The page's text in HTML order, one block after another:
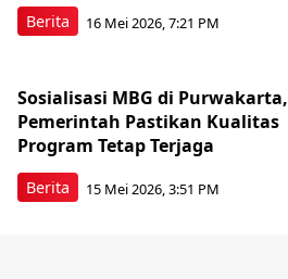
Berita 16 Mei 2026, 7:21 PM
Berita
Sosialisasi MBG di Purwakarta,
Pemerintah Pastikan Kualitas
Program Tetap Terjaga
15 Mei 2026, 3:51 PM